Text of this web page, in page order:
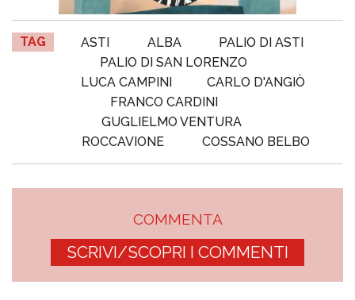
TAG ASTI ALBA
PALIO DI ASTI
PALIO DI SAN LORENZO
LUCA CAMPINI
CARLO D'ANGIÒ
FRANCO CARDINI
GUGLIELMO VENTURA
ROCCAVIONE
COSSANO BELBO
COMMENTA
SCRIVI/SCOPRI I COMMENTI